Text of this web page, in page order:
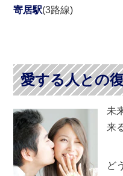
寄居駅(3路線)
愛する人との
未
来
ど